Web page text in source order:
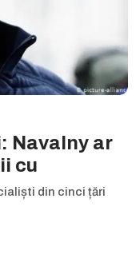
Navalny ar
cu
din cinci țări